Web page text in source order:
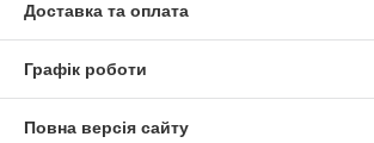
Доставка та оплата
Графік роботи
Повна версія сайту